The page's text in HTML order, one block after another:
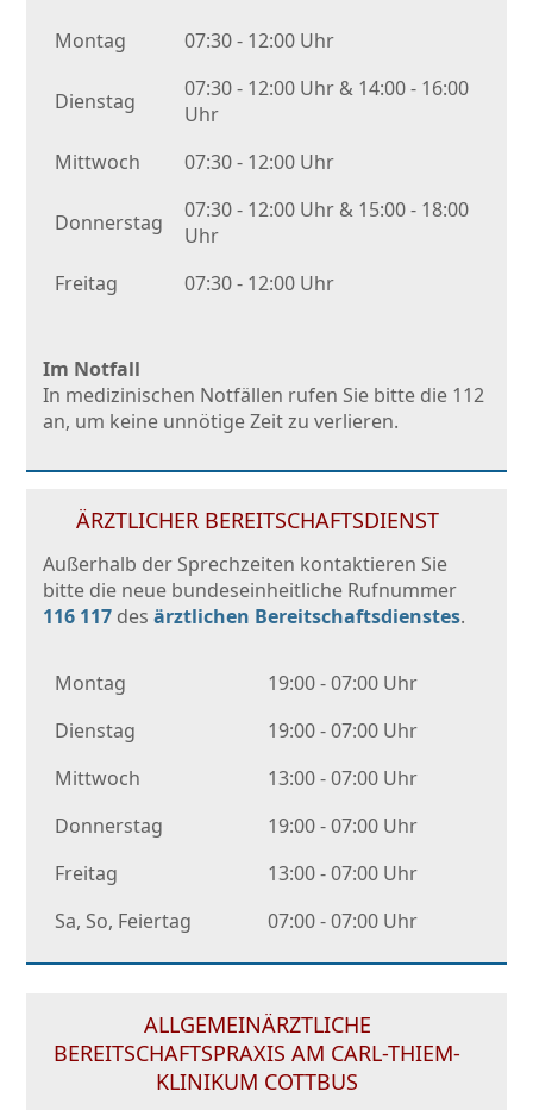
Montag 07:30 - 12:00 Uhr
Dienstag
07:30 - 12:00 Uhr & 14:00 - 16:00
Uhr
Mittwoch
07:30 - 12:00 Uhr
Donnerstag
07:30 - 12:00 Uhr & 15:00 - 18:00
Uhr
Freitag
07:30 - 12:00 Uhr
Im Notfall
In medizinischen Notfällen rufen Sie bitte die 112
an, um keine unnötige Zeit zu verlieren.
ÄRZTLICHER BEREITSCHAFTSDIENST
Außerhalb der Sprechzeiten kontaktieren Sie
bitte die neue bundeseinheitliche Rufnummer
116 117 desärztlichen Bereitschaftsdienstes.
Montag
19:00 - 07:00 Uhr
Dienstag
19:00 - 07:00 Uhr
Mittwoch
13:00 - 07:00 Uhr
Donnerstag
19:00 - 07:00 Uhr
Freitag
13:00 - 07:00 Uhr
Sa, So, Feiertag
07:00 - 07:00 Uhr
ALLGEMEINÄRZTLICHE
BEREITSCHAFTSPRAXIS AM CARL-THIEM-
KLINIKUM COTTBUS